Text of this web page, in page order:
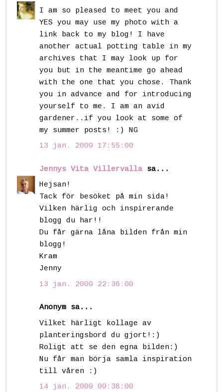
I am so pleased to meet you and
YES you may use my photo with a
link back to my blog! I have
another actual potting table in my
archives that I may look up for
you but in the meantime go ahead
with the one that you chose. Thank
you in advance and for introducing
yourself to me. I am an avid
gardener..if you look at some of
my summer posts! :) NG
13 jan. 2009 17:55:00
Jennys Vita Villervalla sa...
Hejsan!
Tack för besöket på min sida!
Vilken härlig och inspirerande
blogg du har!!
Du får gärna låna bilden från min
blogg!
Kram
Jenny
13 jan. 2009 22:36:00
Anonym sa...
Vilket härligt kollage av
planteringsbord du gjort!:)
Roligt att se den egna bilden:)
Nu får man börja samla inspiration
till våren :)
14 jan. 2009 09:38:00